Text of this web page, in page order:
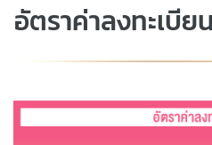
อัตราค่าลงทะเบีย